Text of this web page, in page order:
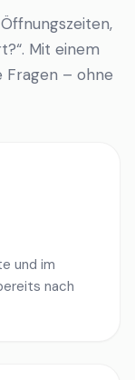
Mit einem
Fragen – ohne
und im
nach